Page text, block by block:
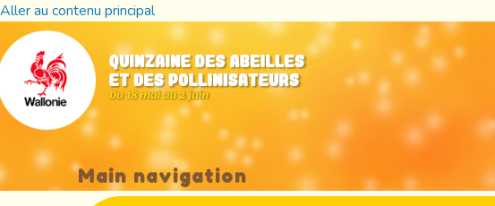
Aller au contenu principal
Main navigation